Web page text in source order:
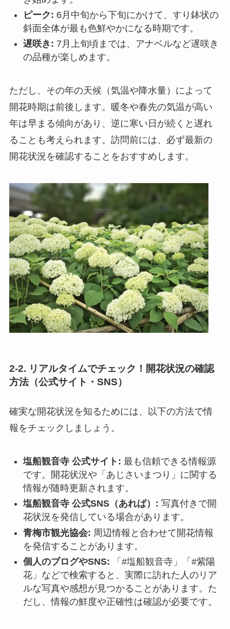
ピーク: 6月中旬から下旬にかけて、すり鉢状の
斜面全体が最も色鮮やかになる時期です。
遅咲き: 7月上旬頃までは、アナベルなど遅咲き
の品種が楽しめます。
ただし、その年の天候（気温や降水量）によって
開花時期は前後します。暖冬や春先の気温が高い
年は早まる傾向があり、逆に寒い日が続くと遅れ
ることも考えられます。訪問前には、必ず最新の
開花状況を確認することをおすすめします。
2-2. リアルタイムでチェック！開花状況の確認
方法（公式サイト・SNS）
確実な開花状況を知るためには、以下の方法で情
報をチェックしましょう。
塩船観音寺 公式サイト: 最も信頼できる情報源
です。開花状況や「あじさいまつり」に関する
情報が随時更新されます。
塩船観音寺 公式SNS（あれば）: 写真付きで開
花状況を発信している場合があります。
青梅市観光協会: 周辺情報と合わせて開花情報
を発信することがあります。
個人のブログやSNS: 「#塩船観音寺」「#紫陽
花」などで検索すると、実際に訪れた人のリア
ルな写真や感想が見つかることがあります。た
だし、情報の鮮度や正確性は確認が必要です。